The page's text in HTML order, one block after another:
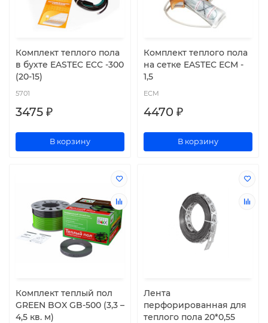
Комплект теплого пола
в бухте EASTEC ECC -300
(20-15)
5701
3475 ₽
В корзину
Комплект теплого пола
на сетке EASTEC ECM -
1,5
ECM
4470 ₽
В корзину
Комплект теплый пол
GREEN BOX GB-500 (3,3 –
4,5 кв. м)
Лента
перфорированная для
теплого пола 20*0,55